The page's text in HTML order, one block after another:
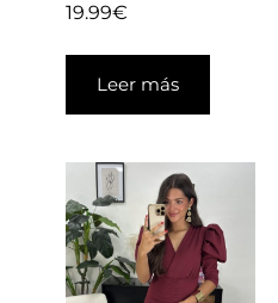
19.99€
Leer más